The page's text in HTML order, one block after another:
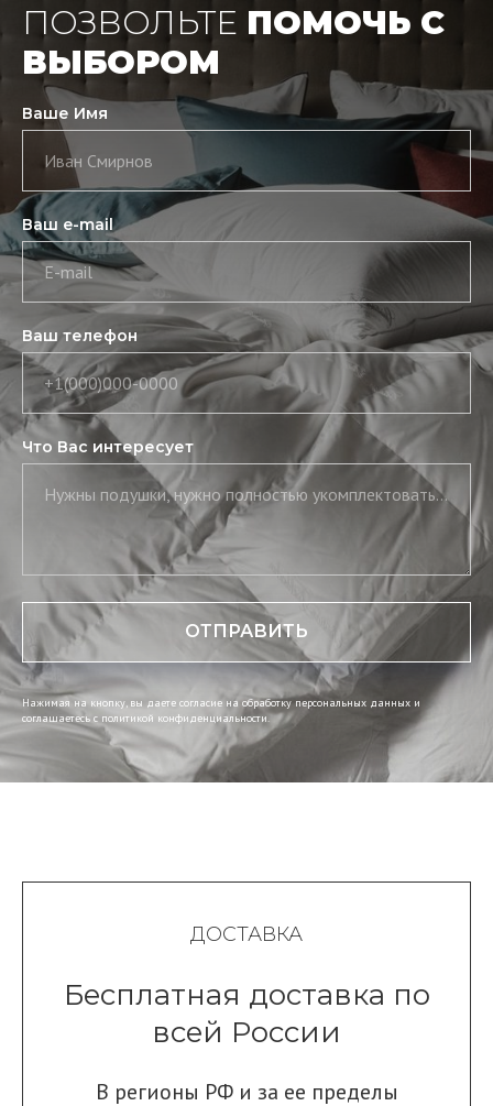
ПОЗВОЛЬТЕ ПОМОЧЬ С
ВЫБОРОМ
Ваше Имя
Иван Смирнов
Ваш e-mail
E-mail
Ваш телефон
+1(000)000-0000
Что Вас интересует
Нужны подушки, нужно полностью укомплектовать постель, нужны скатерть и салфетки
ОТПРАВИТЬ
Нажимая на кнопку, вы даете согласие на обработку персональных данных и
соглашаетесь c политикой конфиденциальности.
ДОСТАВКА
Бесплатная доставка по
всей России
В регионы РФ и за ее пределы